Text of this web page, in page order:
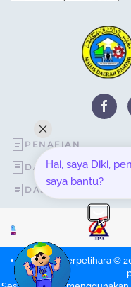
PENAFIAN
DASAR
DASAR PRIVASI
Hakcipta Terpelihara ©
Hai, saya Diki,
saya bantu?